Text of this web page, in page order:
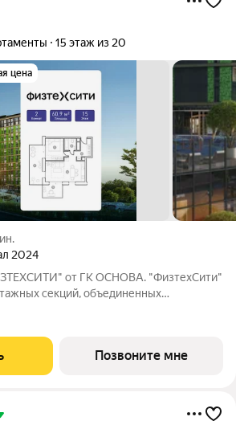
15 этаж из 20
цена
2024
от ГК ОСНОВА. "ФизтехСити"
секций, объединенных
и включает 488 лотов с
парковки, на первых
Позвоните мне